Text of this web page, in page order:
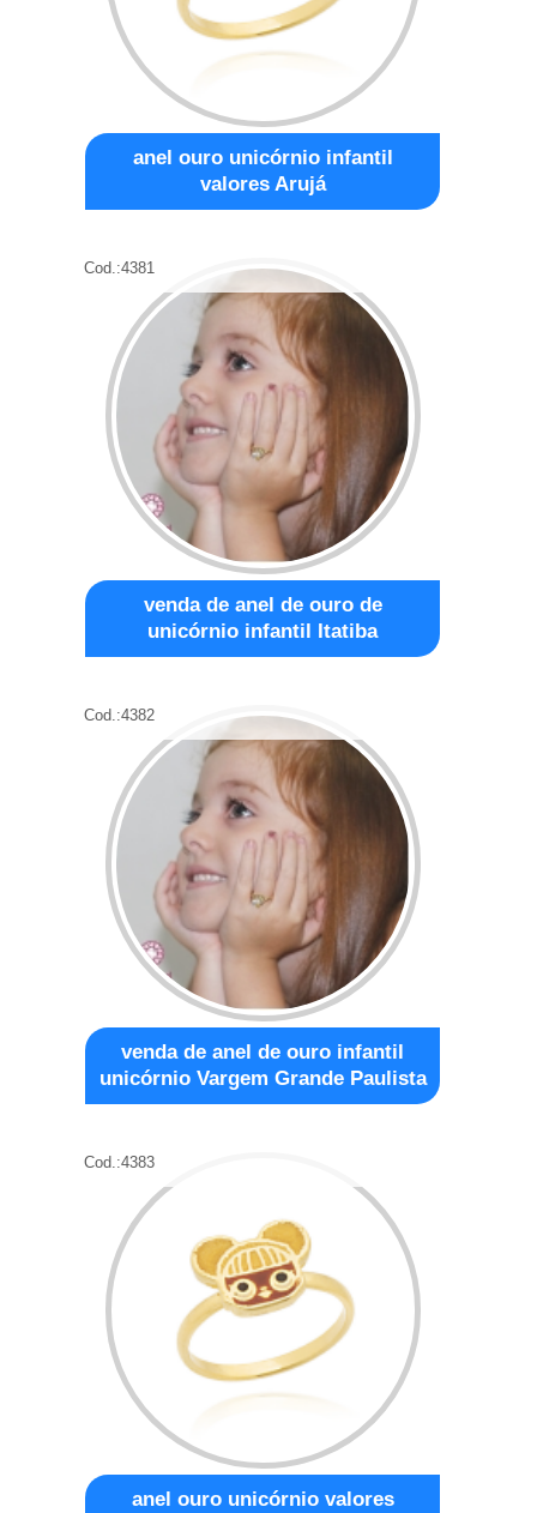
anel ouro unicórnio infantil
valores Arujá
Cod.:4381
venda de anel de ouro de
unicórnio infantil Itatiba
Cod.:4382
venda de anel de ouro infantil
unicórnio Vargem Grande Paulista
Cod.:4383
anel ouro unicórnio valores